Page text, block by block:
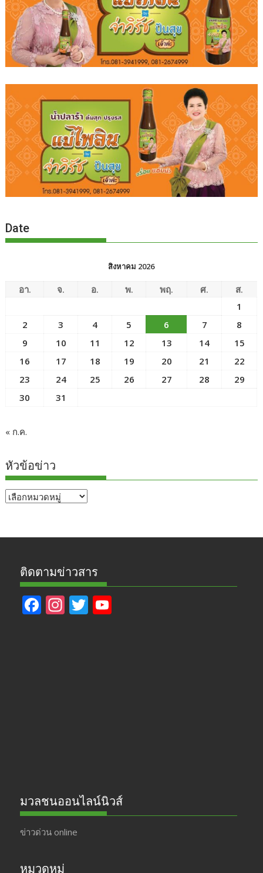
Date
สิงหาคม 2026
อา. จ. อ. พ. พฤ. ศ.
ส.
1
2
3 4 5 6 7
8
9
10 11 12 13 14
15
16
17 18 19 20 21
22
23
24 25 26 27 28
29
30
31
« ก.ค.
หัวข้อข่าว
หัวข้อ
ติดตามข่าวสาร
F In T
มวลชนออนไลน์นิวส์
ข่าวด่วน online
หมวดหมู่